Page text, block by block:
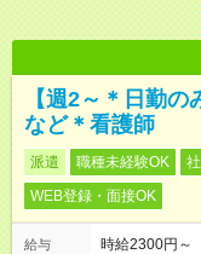
【週2～＊日勤
など＊看護師
派遣 職種未経験OK
WEB登録・面接OK
給与
時給2300円